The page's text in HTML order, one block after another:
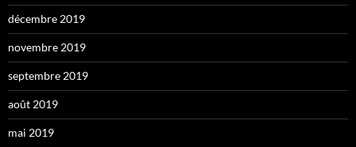
décembre 2019
novembre 2019
septembre 2019
août 2019
mai 2019